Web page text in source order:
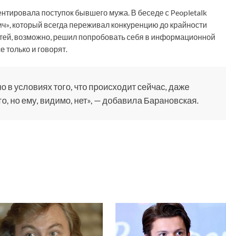
поступок бывшего мужа. В беседе с Peopletalk
который всегда переживал конкуренцию до крайности
возможно, решил попробовать себя в информационной
только и говорят.
в условиях того, что происходит сейчас, даже
но ему, видимо, нет», — добавила Барановская.